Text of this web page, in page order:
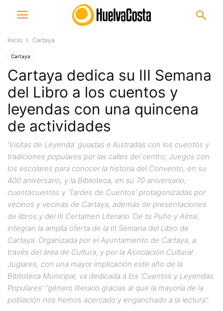
Inicio Cartaya
Cartaya
Cartaya dedica su III Semana
del Libro a los cuentos y
leyendas con una quincena
de actividades
‘Visitas de Leyenda’ guiadas e ilustradas con los cuentos y
tradiciones populares por las calles del centro; Juegos con
los escolares para conocer la historia del Convento, en su
400 aniversario, y la Biblioteca, en su 70 aniversario;
cuentacuentos y ‘Tardes de Cuentos’ protagonizadas por
vecinos y vecinas de Cartaya, además de presentaciones
de libros y del III Certamen Literario ‘De tu Puño y Alma’,
integran la amplia oferta de la III Semana del Libro de
Cartaya. Organizada por el Ayuntamiento de Cartaya, a
través del área de Cultura, y por la Asociación Cultural
Juglares, con una mayor implicación este año de la
Biblioteca Municipal, va dedicada a los ‘Cuentos y Leyendas
Populares’ “género literario gracias al que la mayoría de la
población nos hemos acercado y enganchado a la lectura”.